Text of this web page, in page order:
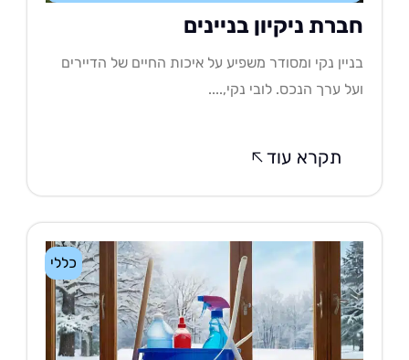
ניקיון בניינים
נקי ומסודר משפיע על איכות החיים של הדיירים
ערך הנכס. לובי נקי,....
תקרא עוד
כללי